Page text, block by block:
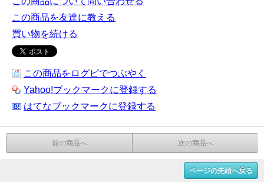
この商品を友達に教える
買い物を続ける
この商品をログピでつぶやく
Yahoo!ブックマークに登録する
はてなブックマークに登録する
前の商品へ 次の商品へ
ページの先頭へ戻る